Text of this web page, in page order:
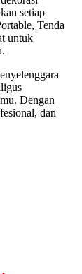
setiap
Tenda
untuk
Dengan
dan